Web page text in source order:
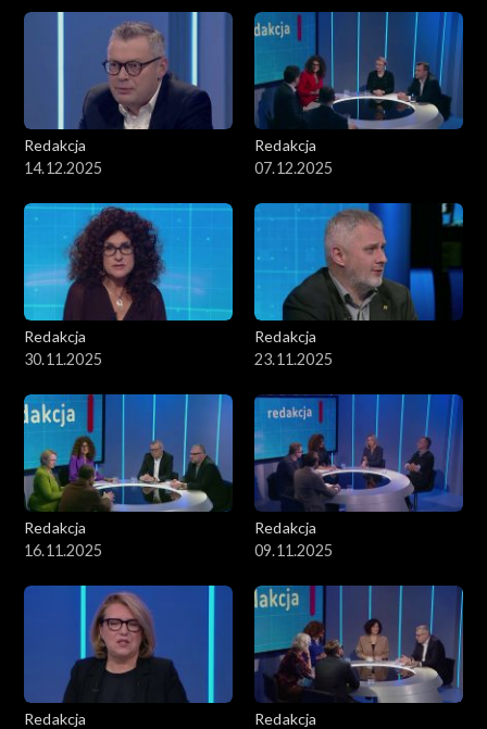
Redakcja
14.12.2025
Redakcja
07.12.2025
Redakcja
30.11.2025
Redakcja
23.11.2025
Redakcja
16.11.2025
Redakcja
09.11.2025
Redakcja
Redakcja